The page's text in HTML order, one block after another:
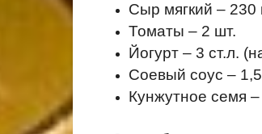
Сыр мягкий – 230
Томаты – 2 шт.
Йогурт – 3 ст.л.
Соевый соус – 1,5
Кунжутное семя –